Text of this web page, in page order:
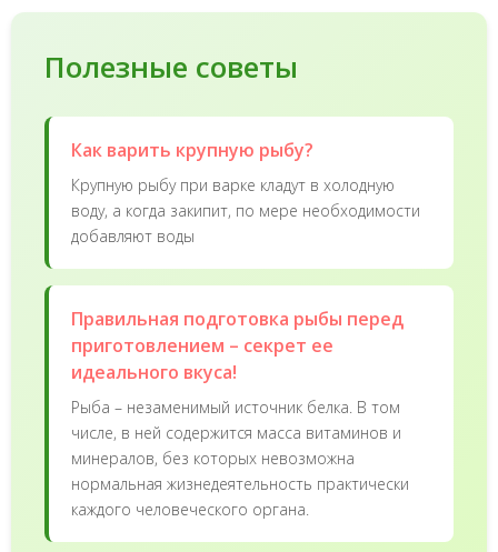
Полезные советы
Как варить крупную рыбу?
Крупную рыбу при варке кладут в холодную
воду, а когда закипит, по мере необходимости
добавляют воды
Правильная подготовка рыбы перед
приготовлением – секрет ее
идеального вкуса!
Рыба – незаменимый источник белка. В том
числе, в ней содержится масса витаминов и
минералов, без которых невозможна
нормальная жизнедеятельность практически
каждого человеческого органа.